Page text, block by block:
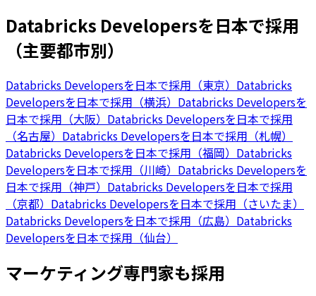
Databricks Developersを日本で採用
（主要都市別）
Databricks Developersを日本で採用（東京） Databricks
Developersを日本で採用（横浜） Databricks Developersを
日本で採用（大阪） Databricks Developersを日本で採用
（名古屋） Databricks Developersを日本で採用（札幌）
Databricks Developersを日本で採用（福岡） Databricks
Developersを日本で採用（川崎） Databricks Developersを
日本で採用（神戸） Databricks Developersを日本で採用
（京都） Databricks Developersを日本で採用（さいたま）
Databricks Developersを日本で採用（広島） Databricks
Developersを日本で採用（仙台）
マーケティング専門家も採用